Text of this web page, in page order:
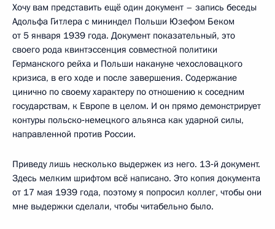
Хочу вам представить ещё один документ – запись беседы
Адольфа Гитлера с мининдел Польши Юзефом Беком
от 5 января 1939 года. Документ показательный, это
своего рода квинтэссенция совместной политики
Германского рейха и Польши накануне чехословацкого
кризиса, в его ходе и после завершения. Содержание
цинично по своему характеру по отношению к соседним
государствам, к Европе в целом. И он прямо демонстрирует
контуры польско‑немецкого альянса как ударной силы,
направленной против России.
Приведу лишь несколько выдержек из него. 13‑й документ.
Здесь мелким шрифтом всё написано. Это копия документа
от 17 мая 1939 года, поэтому я попросил коллег, чтобы они
мне выдержки сделали, чтобы читабельно было.